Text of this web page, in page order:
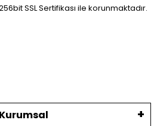
SSL Sertifikası ile korunmaktadır.
Kurumsal